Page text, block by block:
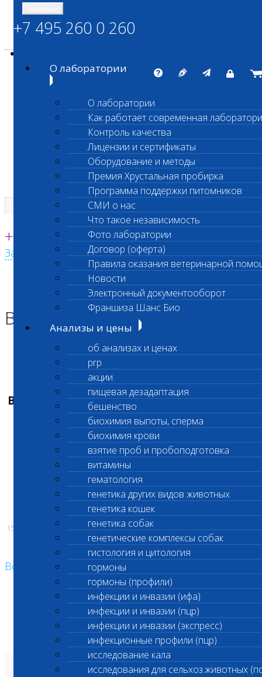
ШАНС БИО
Независимая ветеринарная лаборатория
Единая круглосуточная справочная
+7 495 260 0 260
Заказать звонок с сайта
+7 495 260 0 260
О лаборатории
О лаборатории
Как работает современная
Контроль качества
Лицензии и сертификаты
Оборудование и методы
Премия Хрустальная пробирка
Программа поддержки питомников
СМИ о нас
Что такое независимость
Фото лаборатории
Договор (оферта)
Правила оказания ветеринарной
Новости
Электронный документооборот
Франшиза Шанс Био
Анализы и цены
об анализах и ценах
prp
акции
пищевая дезадаптация
бешенство
биохимия выпоты, сперма
биохимия крови
взятие проб и пробоподготовка
витамины
гематология
генетика других видов животных
генетика кошек
генетика собак
генетические комплексы собак
гистология и цитология
гормоны
гормоны (профили)
инфекции и инвазии (ифа)
инфекции и инвазии (пцр)
инфекции и инвазии (экспресс)
инфекционные профили (пцр)
исследование кала
исследования для сельхоз.животных
Главная страница
Возобновлено исследование
Возобновлено исследование
Уважаемые Клиенты!
ВОЗОБНОВЛЕН ПРИЕМ СРОЧНЫХ ПРОБ НА
КОАГУЛЯЦИОННЫЙ ГЕМОСТАЗ
в лабораторном офисе Первомайская
С уважением,
Администрация ООО «Шанс Био»
15.10.2024
Возврат к списку